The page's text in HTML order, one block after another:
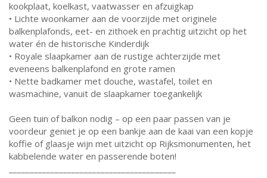
kookplaat, koelkast, vaatwasser en afzuigkap
• Lichte woonkamer aan de voorzijde met originele
balkenplafonds, eet- en zithoek en prachtig uitzicht op het
water én de historische Kinderdijk
• Royale slaapkamer aan de rustige achterzijde met
eveneens balkenplafond en grote ramen
• Nette badkamer met douche, wastafel, toilet en
wasmachine, vanuit de slaapkamer toegankelijk
Geen tuin of balkon nodig – op een paar passen van je
voordeur geniet je op een bankje aan de kaai van een kopje
koffie of glaasje wijn met uitzicht op Rijksmonumenten, het
kabbelende water en passerende boten!